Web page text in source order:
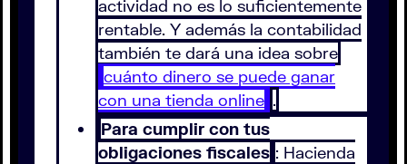
actividad no es lo suficientemente
rentable. Y además la contabilidad
también te dará una idea sobre
cuánto dinero se puede ganar
con una tienda online .
Para cumplir con tus
obligaciones fiscales : Hacienda